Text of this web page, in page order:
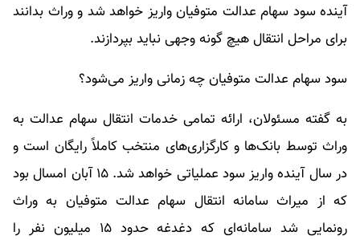
آینده سود سهام عدالت متوفیان واریز خواهد شد و وراث بدانند
برای مراحل انتقال هیچ گونه وجهی نباید بپردازند.
سود سهام عدالت متوفیان چه زمانی واریز می‌شود؟
به گفته مسئولان، ارائه تمامی خدمات انتقال سهام عدالت به
وراث توسط بانک‌ها و کارگزاری‌های منتخب کاملاً رایگان است و
در سال آینده واریز سود عملیاتی خواهد شد. ۱۵ آبان امسال بود
که از میراث سامانه انتقال سهام عدالت متوفیان به وراث
رونمایی شد سامانه‌ای که دغدغه حدود ۱۵ میلیون نفر را